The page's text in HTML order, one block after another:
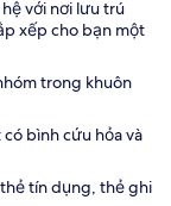
với nơi lưu trú
xếp cho bạn một
trong khuôn
bình cứu hỏa và
tín dụng, thẻ ghi